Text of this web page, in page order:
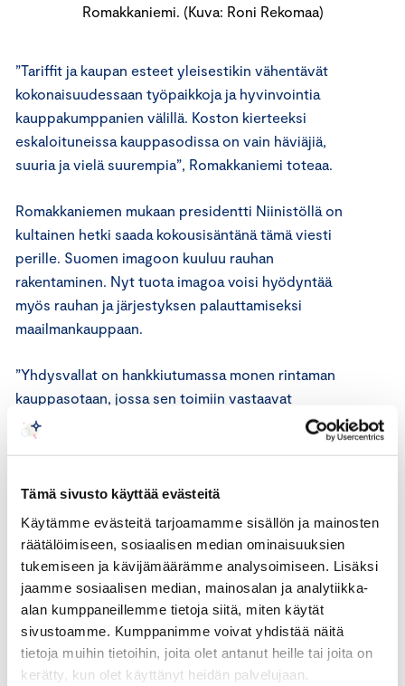
Tämä sivusto käyttää evästeitä
Käytämme evästeitä tarjoamamme sisällön ja mainosten
räätälöimiseen, sosiaalisen median ominaisuuksien
tukemiseen ja kävijämäärämme analysoimiseen. Lisäksi
jaamme sosiaalisen median, mainosalan ja analytiikka-
alan kumppaneillemme tietoja siitä, miten käytät
sivustoamme. Kumppanimme voivat yhdistää näitä
tietoja muihin tietoihin, joita olet antanut heille tai joita on
kerätty, kun olet käyttänyt heidän palvelujaan.
Romakkaniemi. (Kuva: Roni Rekomaa)
”Tariffit ja kaupan esteet yleisestikin vähentävät
kokonaisuudessaan työpaikkoja ja hyvinvointia
kauppakumppanien välillä. Koston kierteeksi
eskaloituneissa kauppasodissa on vain häviäjiä,
suuria ja vielä suurempia”, Romakkaniemi toteaa.
Romakkaniemen mukaan presidentti Niinistöllä on
kultainen hetki saada kokousisäntänä tämä viesti
perille. Suomen imagoon kuuluu rauhan
rakentaminen. Nyt tuota imagoa voisi hyödyntää
myös rauhan ja järjestyksen palauttamiseksi
maailmankauppaan.
”Yhdysvallat on hankkiutumassa monen rintaman
kauppasotaan, jossa sen toimiin vastaavat
yhtäaikaisesti esimerkiksi Kiina, Euroopan unioni,
Kanada, Meksiko ja Intia”, summaa Romakkaniemi.
”Yhdysvallat on maailman suurimpana taloutena ja
jättimäisenä sisämarkkinana normaalisti melko
immuuni yksittäisille kauppatoimille. Presidentti
Trumpin toimet ovat kuitenkin provosoineet
yhtäaikaisen taloudellisen vastaiskun sitä kohtaan
maailman muilta johtavilta talouksilta. Niinistön olisi
hyvä varoittaa, että eri maiden toimien
yhteisvaikutukset voivat olla erittäinkin tuntuvat
Yhdysvaltain talouden eri sektoreille”,